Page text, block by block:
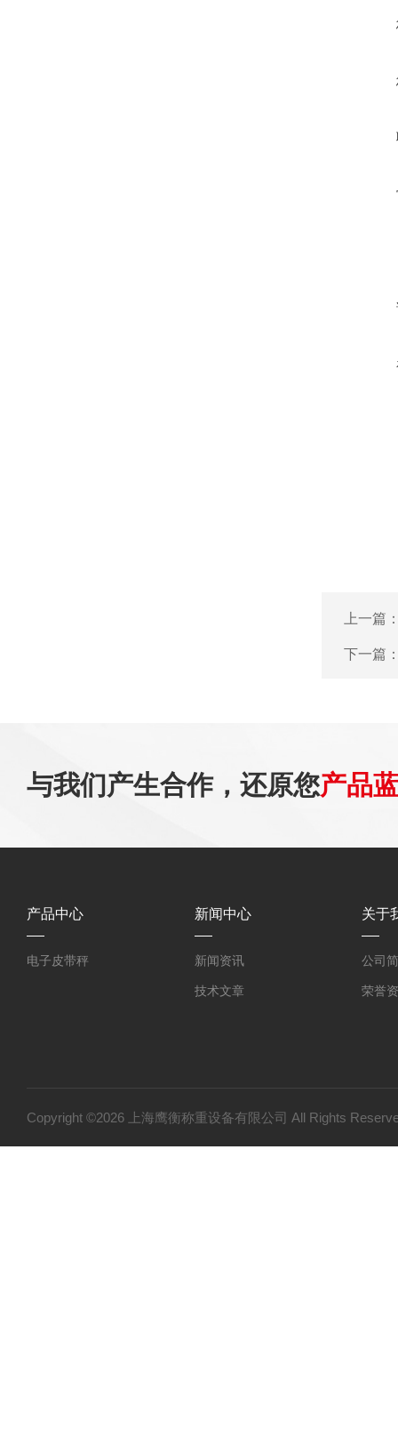
上一篇
下一篇
与我们产生合作，还原您产品
产品中心
电子皮带秤
新闻中心
新闻资讯
技术文章
关于
公司
荣誉
Copyright ©2026 上海鹰衡称重设备有限公司 All Rights